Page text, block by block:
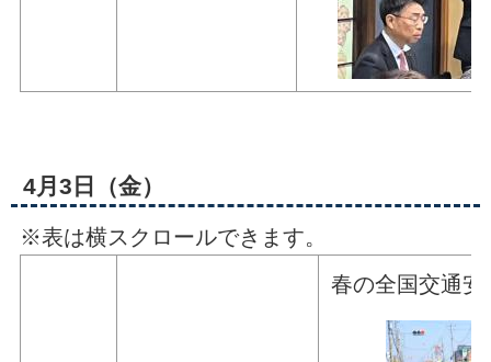
4月3日（金）
※表は横スクロールできます。
春の全国交通